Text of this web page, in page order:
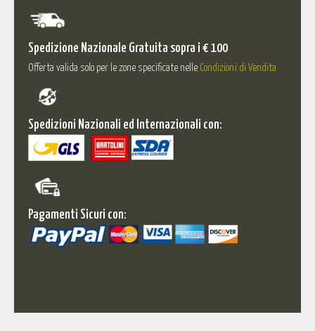
Spedizione Nazionale Gratuita sopra i € 100
Offerta valida solo per le zone specificate nelle Condizioni di Vendita
Spedizioni Nazionali ed Internazionali con:
Pagamenti Sicuri con: